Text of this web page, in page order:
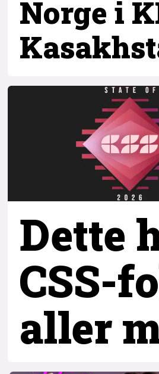
Norge i
Dette
CSS-
aller